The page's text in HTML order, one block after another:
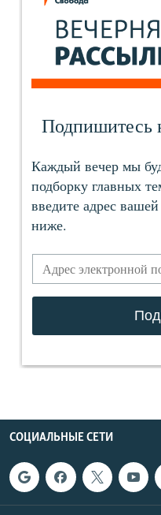
СОЦИАЛЬНЫЕ СЕТИ